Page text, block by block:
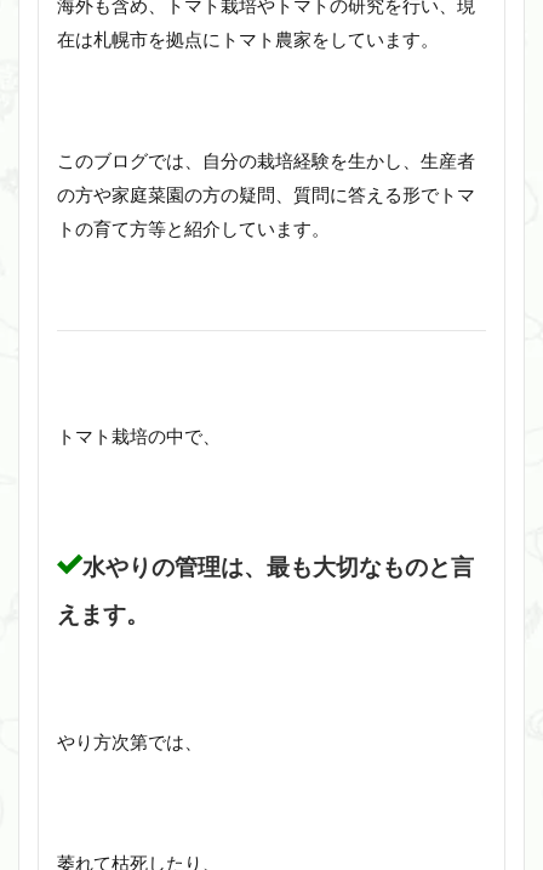
海外も含め、トマト栽培やトマトの研究を行い、現
在は札幌市を拠点にトマト農家をしています。
このブログでは、自分の栽培経験を生かし、生産者
の方や家庭菜園の方の疑問、質問に答える形でトマ
トの育て方等と紹介しています。
トマト栽培の中で、
水やりの管理は、最も大切なものと言
えます。
やり方次第では、
萎れて枯死したり、